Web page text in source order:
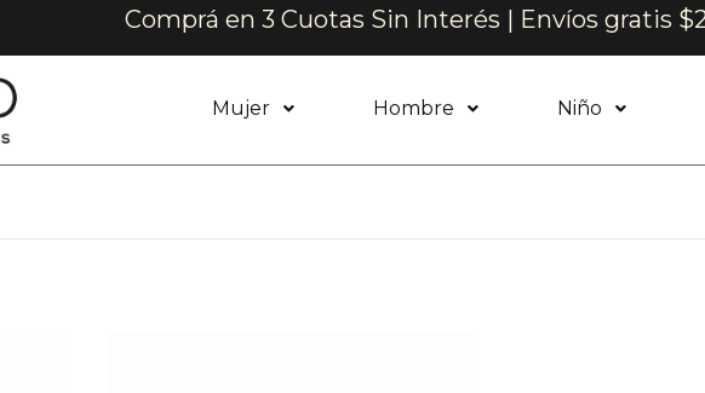
Comprá en 3 Cuotas Sin Interés | Envíos gratis
Mujer Hombre Niño